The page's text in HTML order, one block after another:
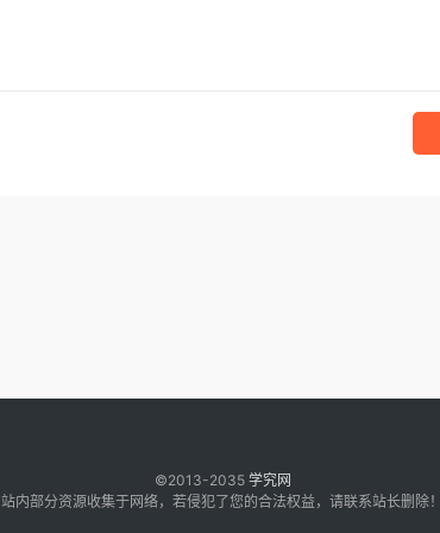
©2013-2035 学究网
站内部分资源收集于网络，若侵犯了您的合法权益，请联系站长删除！